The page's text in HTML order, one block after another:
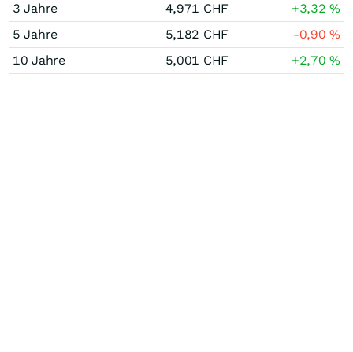
3 Jahre
4,971 CHF +3,32%
5 Jahre
5,182 CHF -0,90%
10 Jahre
5,001 CHF +2,70%